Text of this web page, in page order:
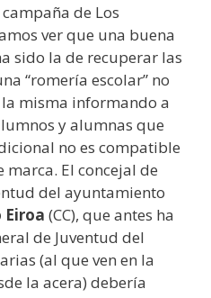
de Los
ver que una buena
sido la de recuperar las
“romería escolar” no
misma informando a
y alumnas que
no es compatible
marca. El concejal de
del ayuntamiento
Eiroa (CC), que antes ha
de Juventud del
(al que ven en la
la acera) debería